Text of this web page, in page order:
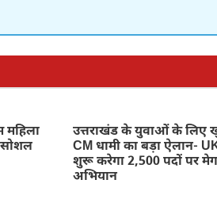
महिला
सोशल
उत्तराखंड के युवाओं के लिए
CM धामी का बड़ा ऐलान-
शुरू करेगा 2,500 पदों पर
अभियान